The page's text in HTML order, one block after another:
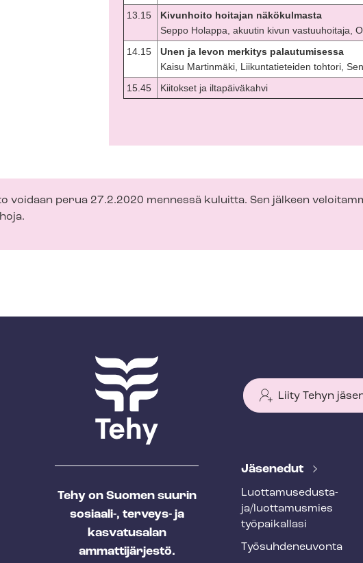
13.15
Kivunhoito hoitajan näkökulmasta
Seppo Holappa, akuutin kivun vastuuhoitaja,
14.15
Unen ja levon merkitys palautumisessa
Kaisu Martinmäki, Liikuntatieteiden tohtori,
15.45
Kiitokset ja iltapäiväkahvi
voidaan perua 27.2.2020 mennessä kuluitta. Sen jälkeen
Tehy on Suomen suurin
sosiaali-, terveys- ja
kasvatusalan
ammattijärjestö.
Liity Tehyn
T
h
y
f
Jäsenedut
Luot­ta­muse­dus­ta­
ja/luottamusmies
työpaikallasi
Työ­suh­de­neu­von­ta